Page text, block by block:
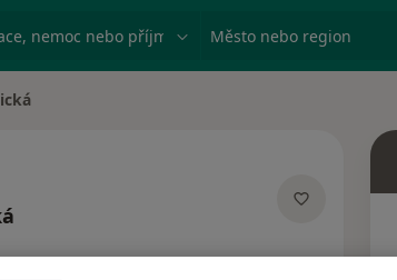
nemoc nebo příjmení Město nebo region